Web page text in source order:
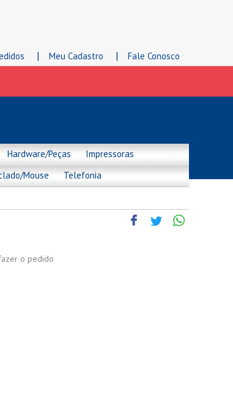
| Meu Cadastro | Fale Conosco
Hardware/Peças
Impressoras
Mouse Telefonia
o pedido